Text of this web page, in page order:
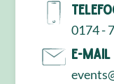
0174 -
E-mail